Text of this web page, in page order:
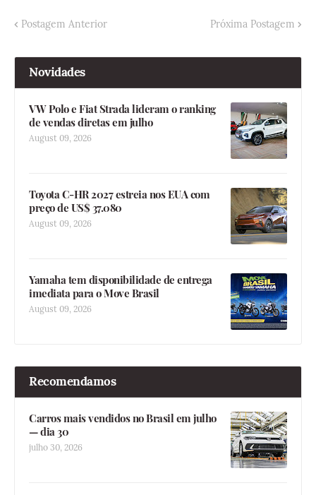
Postagem Anterior Próxima Postagem
Novidades
VW Polo e Fiat Strada lideram o ranking
de vendas diretas em julho
August 09, 2026
Toyota C-HR 2027 estreia nos EUA com
preço de US$ 37.080
August 09, 2026
Yamaha tem disponibilidade de entrega
imediata para o Move Brasil
August 09, 2026
Recomendamos
Carros mais vendidos no Brasil em julho
— dia 30
julho 30, 2026